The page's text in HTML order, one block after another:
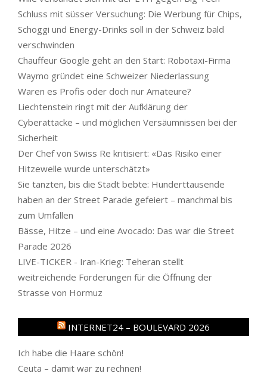
Schluss mit süsser Versuchung: Die Werbung für Chips,
Schoggi und Energy-Drinks soll in der Schweiz bald
verschwinden
Chauffeur Google geht an den Start: Robotaxi-Firma
Waymo gründet eine Schweizer Niederlassung
Waren es Profis oder doch nur Amateure?
Liechtenstein ringt mit der Aufklärung der
Cyberattacke – und möglichen Versäumnissen bei der
Sicherheit
Der Chef von Swiss Re kritisiert: «Das Risiko einer
Hitzewelle wurde unterschätzt»
Sie tanzten, bis die Stadt bebte: Hunderttausende
haben an der Street Parade gefeiert – manchmal bis
zum Umfallen
Bässe, Hitze – und eine Avocado: Das war die Street
Parade 2026
LIVE-TICKER - Iran-Krieg: Teheran stellt
weitreichende Forderungen für die Öffnung der
Strasse von Hormuz
INTERNET24 – BOULEVARD 2026
Ich habe die Haare schön!
Ceuta – damit war zu rechnen!